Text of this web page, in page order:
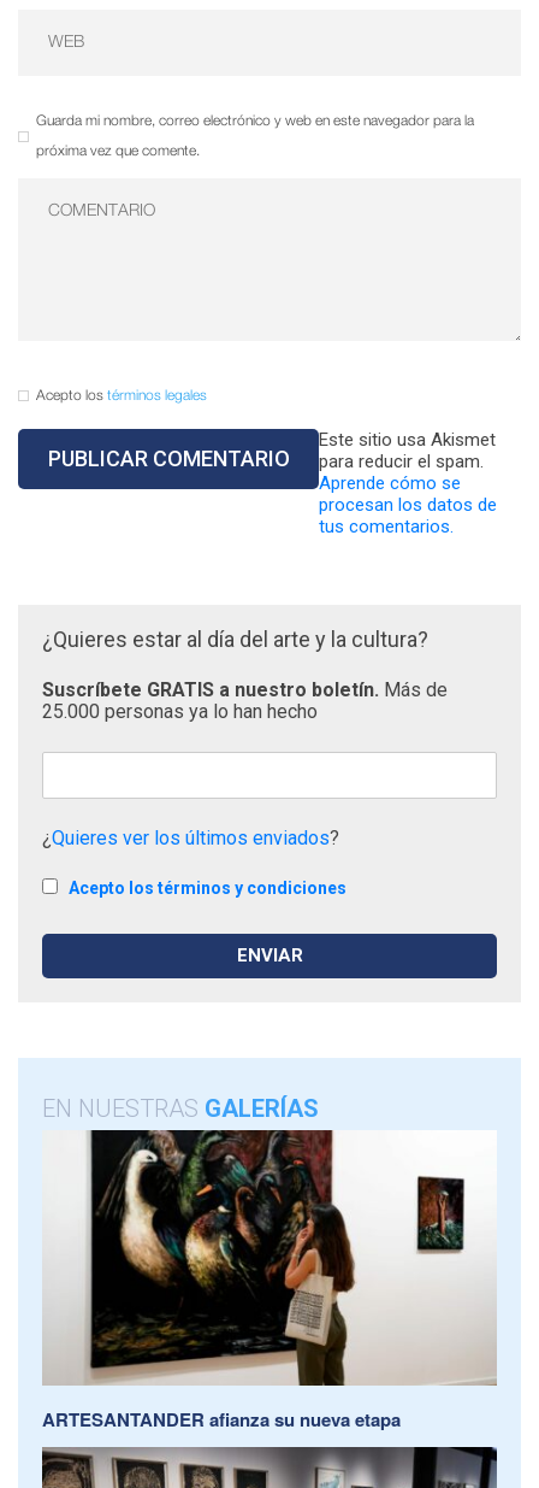
Guarda mi nombre, correo electrónico y web en este navegador para la
próxima vez que comente.
Acepto los términos legales
Este sitio usa Akismet
para reducir el spam.
Aprende cómo se
procesan los datos de
tus comentarios.
¿Quieres estar al día del arte y la cultura?
Suscríbete GRATIS a nuestro boletín. Más de
25.000 personas ya lo han hecho
¿Quieres ver los últimos enviados?
Acepto los términos y condiciones
EN NUESTRAS GALERÍAS
ARTESANTANDER afianza su nueva etapa